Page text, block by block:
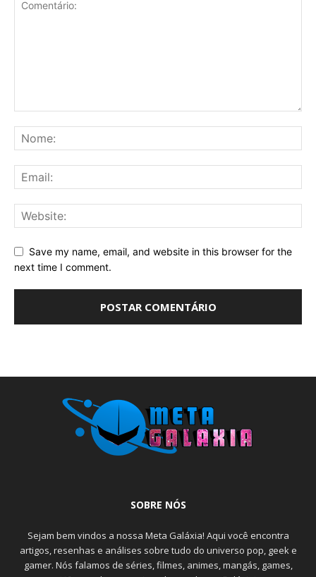
Save my name, email, and website in this browser for the
next time I comment.
SOBRE NÓS
Sejam bem vindos a nossa Meta Galáxia! Aqui você encontra
artigos, resenhas e análises sobre tudo do universo pop, geek e
gamer. Nós falamos de séries, filmes, animes, mangás, games,